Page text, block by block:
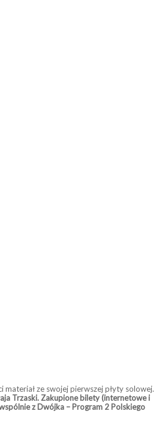
ze swojej pierwszej płyty solowej.
Trzaski. Zakupione bilety (internetowe i
z Dwójka – Program 2 Polskiego